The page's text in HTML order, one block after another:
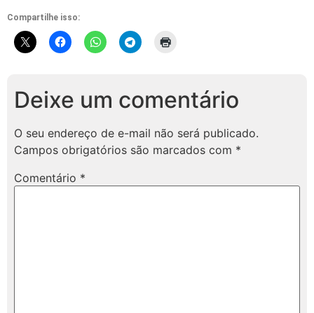
Compartilhe isso:
Deixe um comentário
O seu endereço de e-mail não será publicado.
Campos obrigatórios são marcados com *
Comentário *